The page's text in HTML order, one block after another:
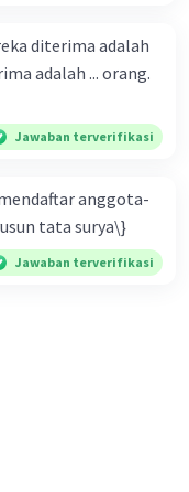
diterima adalah
adalah ... orang.
Jawaban terverifikasi
anggota-
tata surya\}
Jawaban terverifikasi